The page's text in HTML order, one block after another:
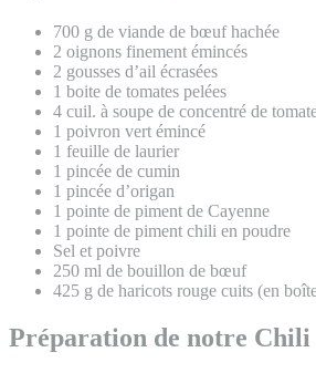
700 g de viande de bœuf hachée
2 oignons finement émincés
2 gousses d’ail écrasées
1 boite de tomates pelées
4 cuil. à soupe de concentré de
1 poivron vert émincé
1 feuille de laurier
1 pincée de cumin
1 pincée d’origan
1 pointe de piment de Cayenne
1 pointe de piment chili en poudre
Sel et poivre
250 ml de bouillon de bœuf
425 g de haricots rouge cuits (en
Préparation de notre Chili